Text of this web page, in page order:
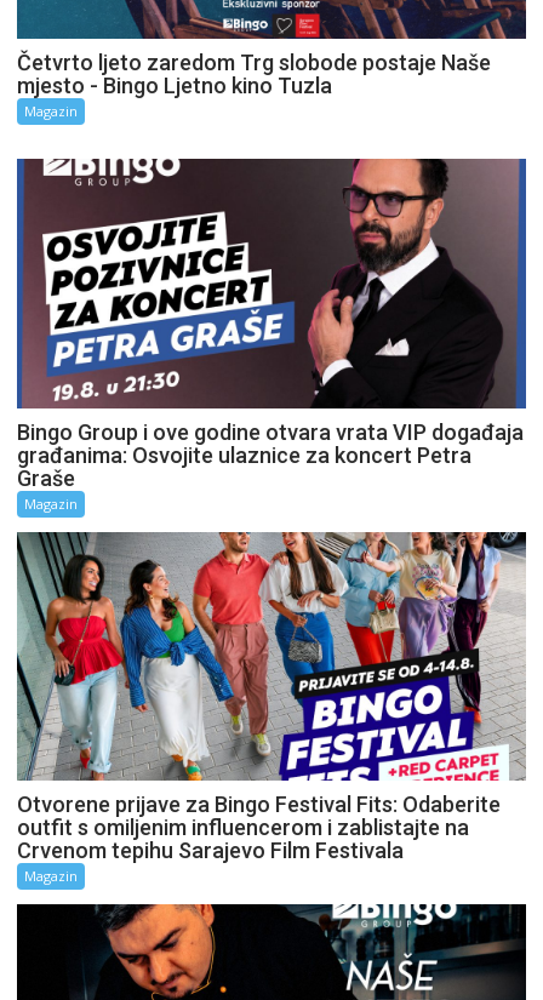
Četvrto ljeto zaredom Trg slobode postaje Naše
mjesto - Bingo Ljetno kino Tuzla
Magazin
Bingo Group i ove godine otvara vrata VIP događaja
građanima: Osvojite ulaznice za koncert Petra
Graše
Magazin
Otvorene prijave za Bingo Festival Fits: Odaberite
outfit s omiljenim influencerom i zablistajte na
Crvenom tepihu Sarajevo Film Festivala
Magazin